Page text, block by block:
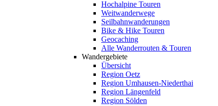
Hochalpine Touren
Weitwanderwege
Seilbahnwanderungen
Bike & Hike Touren
Geocaching
Alle Wanderrouten & Touren
Wandergebiete
Übersicht
Region Oetz
Region Umhausen-Niederthai
Region Längenfeld
Region Sölden